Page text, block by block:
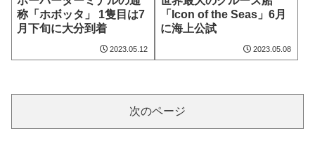
称「ホボッタ」 1隻目は7
月下旬に大分到着
2023.05.12
「Icon of the Seas」6月
に海上公試
2023.05.08
次のページ